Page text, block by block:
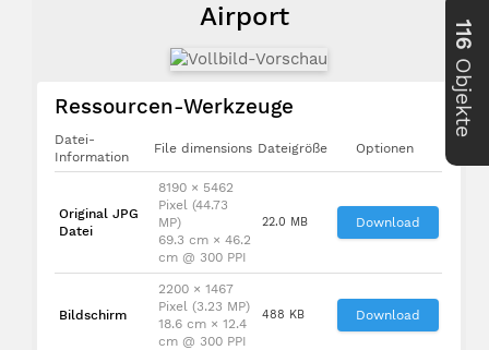
Airport
Ressourcen-Werkzeuge
Datei-
Information
File dimensions Dateigröße Optionen
Original JPG
Datei
8190 × 5462
Pixel (44.73
MP)
69.3 cm × 46.2
cm @ 300 PPI
22.0 MB Download
Bildschirm
2200 × 1467
Pixel (3.23 MP)
18.6 cm × 12.4
cm @ 300 PPI
488 KB Download
116
Objekte